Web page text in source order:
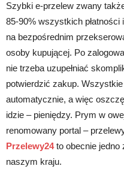
Szybki e-przelew zwany
85-90% wszystkich
na bezpośrednim
osoby kupującej. Po
nie trzeba uzupełniać
potwierdzić zakup. Wszystkie
automatycznie, a więc
idzie – pieniędzy. Prym w
renomowany portal –
Przelewy24to obecnie jedno
naszym kraju.